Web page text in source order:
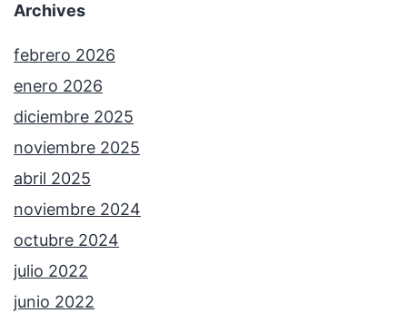
Archives
febrero 2026
enero 2026
diciembre 2025
noviembre 2025
abril 2025
noviembre 2024
octubre 2024
julio 2022
junio 2022